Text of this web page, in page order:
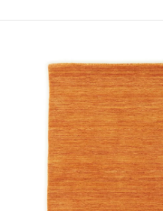
Ga direct naar
productinformatie